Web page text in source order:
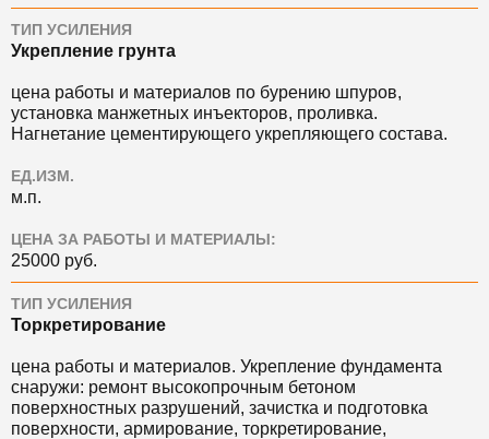
ТИП УСИЛЕНИЯ
Укрепление грунта
цена работы и материалов по бурению шпуров,
установка манжетных инъекторов, проливка.
Нагнетание цементирующего укрепляющего состава.
ЕД.ИЗМ.
м.п.
ЦЕНА ЗА РАБОТЫ И МАТЕРИАЛЫ:
25000 руб.
ТИП УСИЛЕНИЯ
Торкретирование
цена работы и материалов. Укрепление фундамента
снаружи: ремонт высокопрочным бетоном
поверхностных разрушений, зачистка и подготовка
поверхности, армирование, торкретирование,